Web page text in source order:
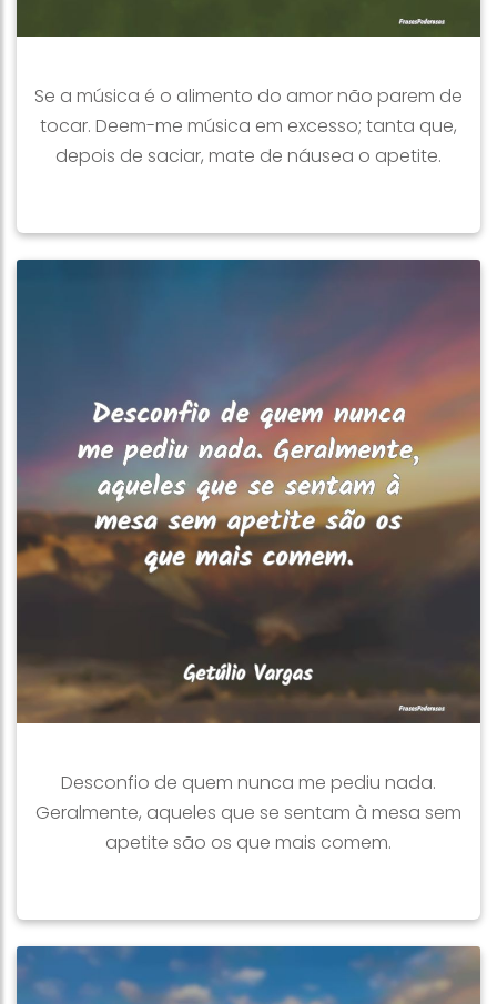
Se a música é o alimento do amor não parem de
tocar. Deem-me música em excesso; tanta que,
depois de saciar, mate de náusea o apetite.
Desconfio de quem nunca me pediu nada.
Geralmente, aqueles que se sentam à mesa sem
apetite são os que mais comem.